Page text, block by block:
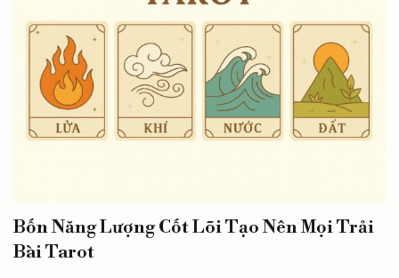
hội trong tình yêu Thông điệp hoặc lời khuyên từ vũ trụ
cho năm mới Lá 1 – Hiện trạng...
Bốn Năng Lượng Cốt Lõi Tạo Nên Mọi Trải
Bài Tarot